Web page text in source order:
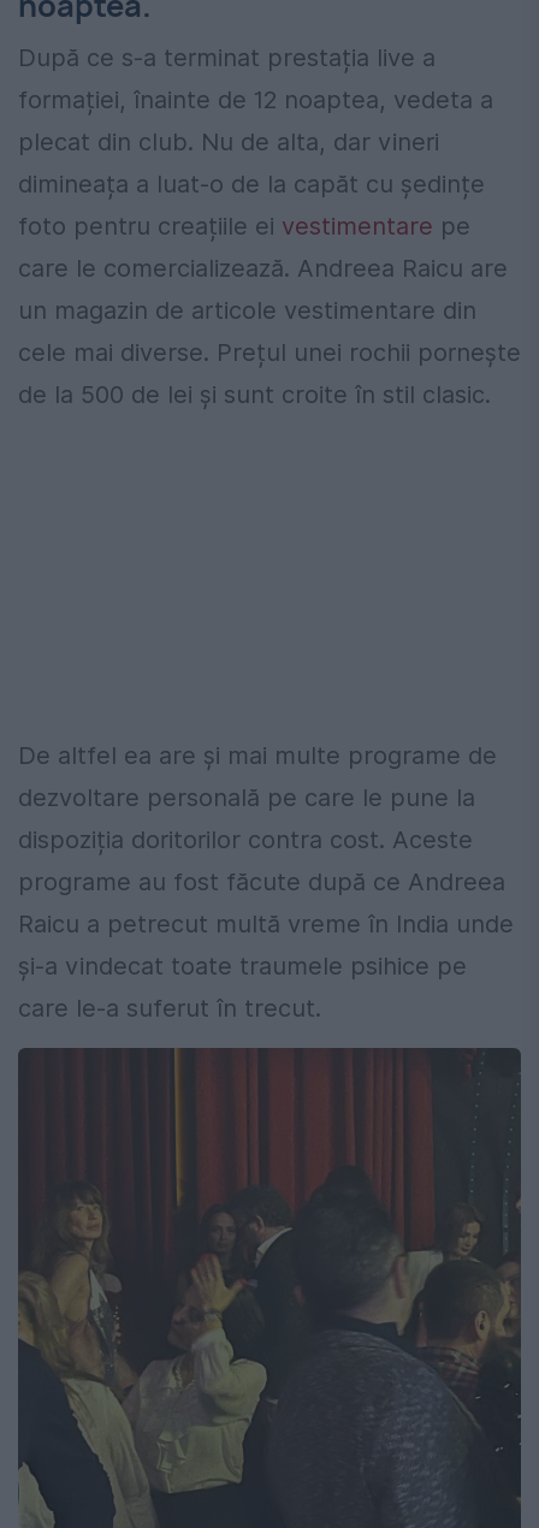
După ce s-a terminat prestația live a
formației, înainte de 12 noaptea, vedeta a
plecat din club. Nu de alta, dar vineri
dimineața a luat-o de la capăt cu ședințe
foto pentru creațiile ei vestimentare pe
care le comercializează. Andreea Raicu are
un magazin de articole vestimentare din
cele mai diverse. Prețul unei rochii pornește
de la 500 de lei și sunt croite în stil clasic.
De altfel ea are și mai multe programe de
dezvoltare personală pe care le pune la
dispoziția doritorilor contra cost. Aceste
programe au fost făcute după ce Andreea
Raicu a petrecut multă vreme în India unde
și-a vindecat toate traumele psihice pe
care le-a suferut în trecut.